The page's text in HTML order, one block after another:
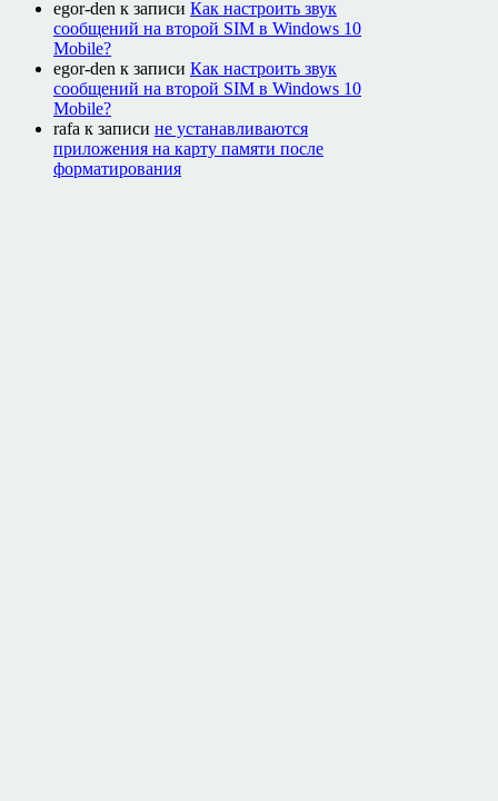
egor-den к записи Как настроить звук
сообщений на второй SIM в Windows 10
Mobile?
egor-den к записи Как настроить звук
сообщений на второй SIM в Windows 10
Mobile?
rafa к записи не устанавливаются
приложения на карту памяти после
форматирования